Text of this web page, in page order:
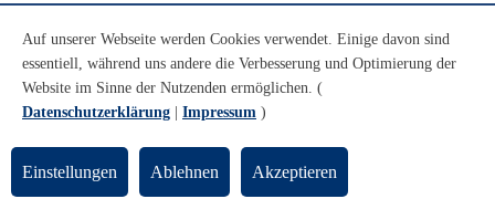
Youtube
Instagram
LinkedIn
© Universität Bremen 2026
Auf unserer Webseite werden Cookies verwendet. Einige davon sind
essentiell, während uns andere die Verbesserung und Optimierung der
Website im Sinne der Nutzenden ermöglichen. (
Datenschutzerklärung
Impressum )
Einstellungen Ablehnen Akzeptieren